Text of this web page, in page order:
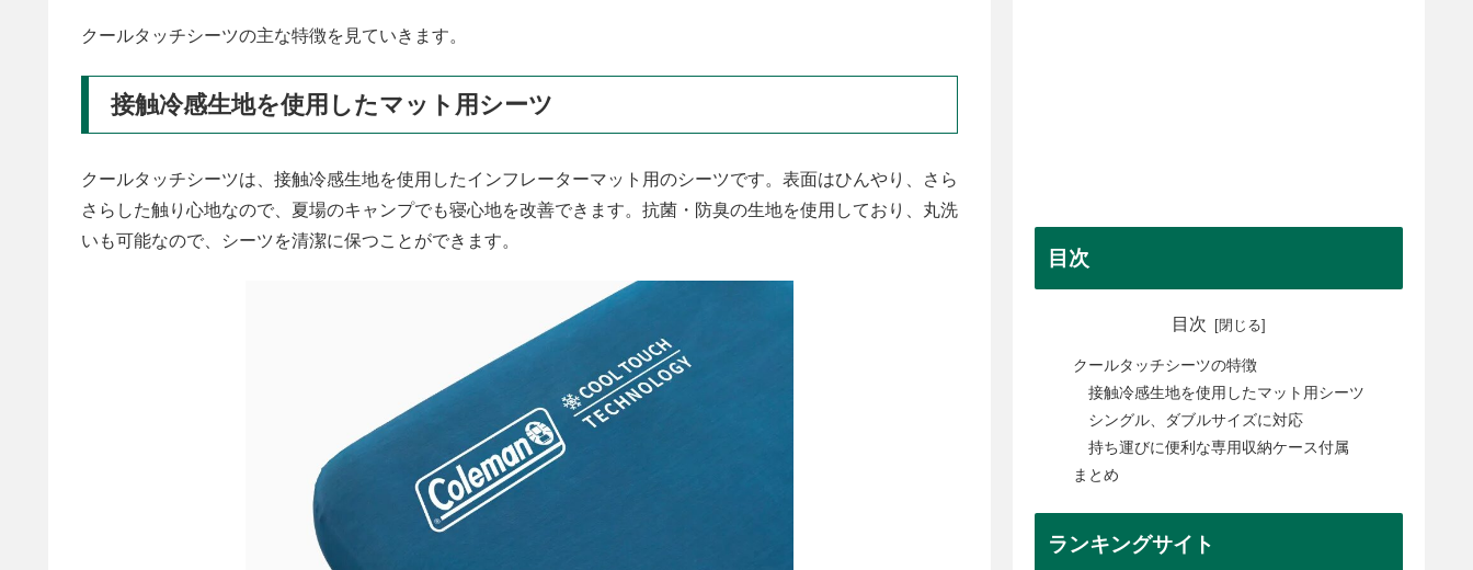
クールタッチシーツの主な特徴を見ていきます。
接触冷感生地を使用したマット用シーツ
クールタッチシーツは、接触冷感生地を使用したインフレーターマット用のシーツです。表面はひんやり、さら
さらした触り心地なので、夏場のキャンプでも寝心地を改善できます。抗菌・防臭の生地を使用しており、丸洗
いも可能なので、シーツを清潔に保つことができます。
目次
目次
クールタッチシーツの特徴
接触冷感生地を使用したマット用シーツ
シングル、ダブルサイズに対応
持ち運びに便利な専用収納ケース付属
まとめ
ランキングサイト